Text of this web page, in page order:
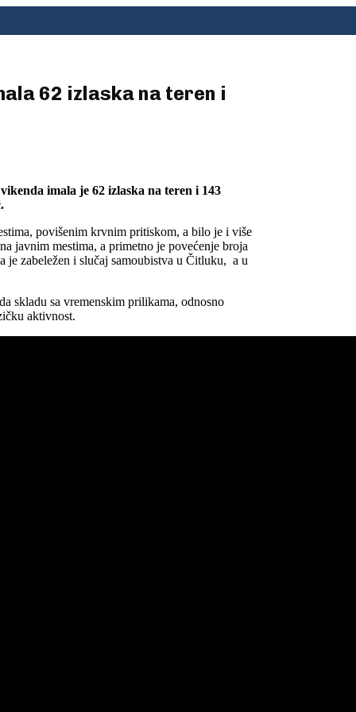
62 izlaska na teren i
imala je 62 izlaska na teren i 143
povišenim krvnim pritiskom, a bilo je i više
javnim mestima, a primetno je povećenje broja
je zabeležen i slučaj samoubistva u Čitluku, a u
skladu sa vremenskim prilikama, odnosno
aktivnost.